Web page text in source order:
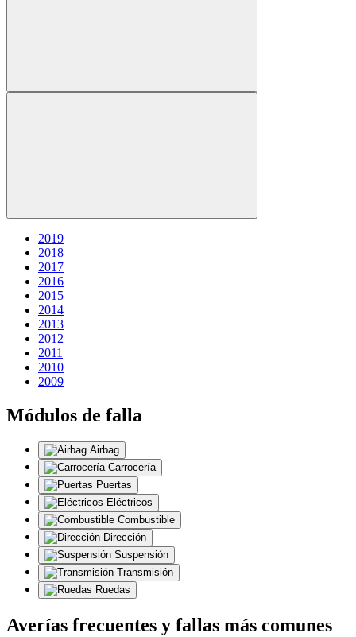
2019
2018
2017
2016
2015
2014
2013
2012
2011
2010
2009
Módulos de falla
Airbag
Carrocería
Puertas
Eléctricos
Combustible
Dirección
Suspensión
Transmisión
Ruedas
Averías frecuentes y fallas más comunes